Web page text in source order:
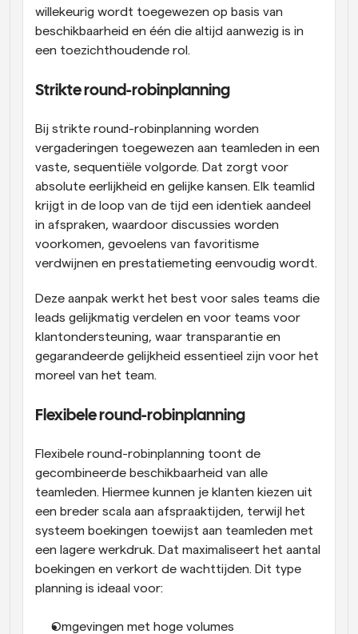
willekeurig wordt toegewezen op basis van
beschikbaarheid en één die altijd aanwezig is in
een toezichthoudende rol.
Strikte round-robinplanning
Bij strikte round-robinplanning worden
vergaderingen toegewezen aan teamleden in een
vaste, sequentiële volgorde. Dat zorgt voor
absolute eerlijkheid en gelijke kansen. Elk teamlid
krijgt in de loop van de tijd een identiek aandeel
in afspraken, waardoor discussies worden
voorkomen, gevoelens van favoritisme
verdwijnen en prestatiemeting eenvoudig wordt.
Deze aanpak werkt het best voor sales teams die
leads gelijkmatig verdelen en voor teams voor
klantondersteuning, waar transparantie en
gegarandeerde gelijkheid essentieel zijn voor het
moreel van het team.
Flexibele round-robinplanning
Flexibele round-robinplanning toont de
gecombineerde beschikbaarheid van alle
teamleden. Hiermee kunnen je klanten kiezen uit
een breder scala aan afspraaktijden, terwijl het
systeem boekingen toewijst aan teamleden met
een lagere werkdruk. Dat maximaliseert het aantal
boekingen en verkort de wachttijden. Dit type
planning is ideaal voor:
Omgevingen met hoge volumes